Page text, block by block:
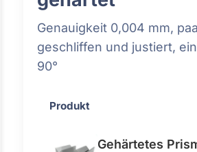
Genauigkeit 0,004 mm,
geschliffen und justiert,
90°
Produkt
Gehärtetes